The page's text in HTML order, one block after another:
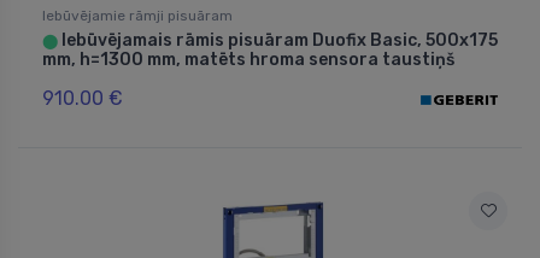
Iebūvējamie rāmji pisuāram
⬤ Iebūvējamais rāmis pisuāram Duofix Basic, 500x175
mm, h=1300 mm, matēts hroma sensora taustiņš
910.00 €